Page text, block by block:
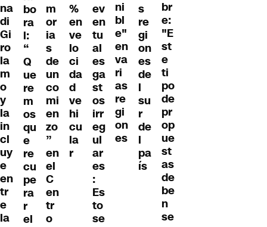
na
di
Gi
ro
la
m
o
y
la
in
cl
uy
e
en
tr
e
la
bo
ra
l:
“
Q
ue
re
m
os
qu
e
re
cu
pe
ra
r
el
m
or
ia
s
de
un
co
mi
en
zo
”
en
el
C
en
tr
o
%
en
ve
lo
ci
da
d
ve
hi
cu
la
r
ev
en
tu
al
es
ga
st
os
irr
eg
ul
ar
es
:
Es
to
se
ni
bl
e"
en
va
ri
as
re
gi
on
es
s
re
gi
on
es
de
l
su
r
de
l
pa
ís
br
e:
"E
st
e
ti
po
de
pr
op
ue
st
as
de
be
n
se